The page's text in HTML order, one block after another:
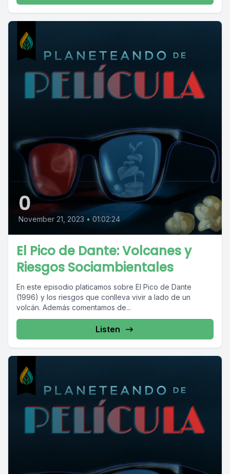
0
November 21, 2023 • 01:02:24
El Pico de Dante: Volcanes y
Riesgos Sociambientales
En este episodio platicamos sobre El Pico de Dante
(1996) y los riesgos que conlleva vivir a lado de un
volcán. Además comentamos de...
Listen